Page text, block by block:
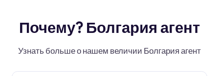
Почему? Болгария агент
Узнать больше о нашем величии Болгария агент